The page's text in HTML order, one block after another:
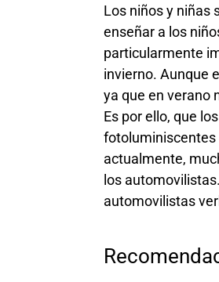
Los niños y niñas
enseñar a los
particularmente
invierno. Aunque
ya que en verano
Es por ello, que
fotoluminiscentes
actualmente,
los
automovilistas